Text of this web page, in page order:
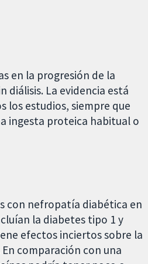
en la progresión de la
La evidencia está
los estudios, siempre que
ingesta proteica habitual o
con nefropatía diabética en
la diabetes tipo 1 y
efectos inciertos sobre la
comparación con una